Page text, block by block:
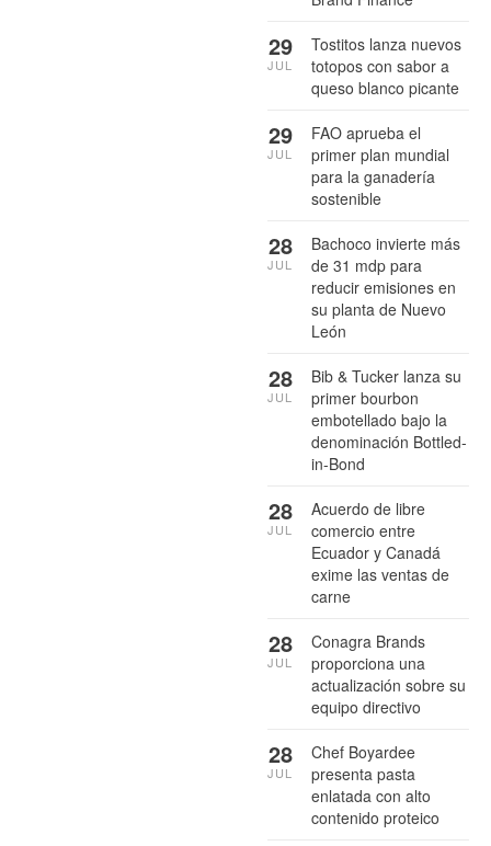
Tostitos lanza nuevos
totopos con sabor a
queso blanco picante
29
JUL
FAO aprueba el
primer plan mundial
para la ganadería
sostenible
29
JUL
Bachoco invierte más
de 31 mdp para
reducir emisiones en
su planta de Nuevo
León
28
JUL
Bib & Tucker lanza su
primer bourbon
embotellado bajo la
denominación Bottled-
in-Bond
28
JUL
Acuerdo de libre
comercio entre
Ecuador y Canadá
exime las ventas de
carne
28
JUL
Conagra Brands
proporciona una
actualización sobre su
equipo directivo
28
JUL
Chef Boyardee
presenta pasta
enlatada con alto
contenido proteico
28
JUL